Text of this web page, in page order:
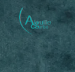
Panneau de